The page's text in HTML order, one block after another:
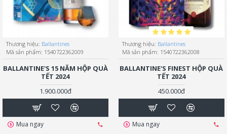
Thương hiệu: Ballantines
Mã sản phẩm: 1540722362009
BALLANTINE'S 15 NĂM HỘP QUÀ
TẾT 2024
1.900.000đ
Mua ngay
Thương hiệu: Ballantines
Mã sản phẩm: 1540722362008
BALLANTINE'S FINEST HỘP QUÀ
TẾT 2024
450.000đ
Mua ngay